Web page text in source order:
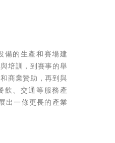
備的生產和賽場建
培訓，到賽事的舉
商業贊助，再到與
飲、交通等服務產
出一條更長的產業